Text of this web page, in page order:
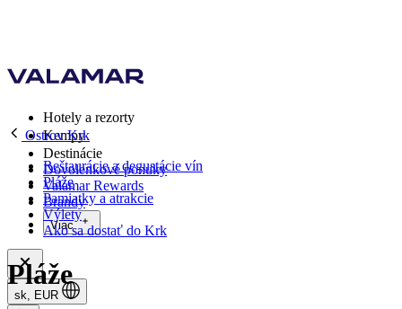
Hotely a rezorty
Kempy
Destinácie
Dovolenkové ponuky
Valamar Rewards
Brandy
Viac
sk, EUR
Ostrov Krk
Reštaurácie a degustácie vín
Pláže
Pamiatky a atrakcie
Výlety
Ako sa dostať do Krk
Pláže